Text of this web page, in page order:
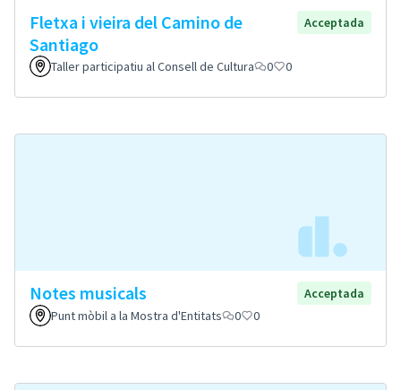
Fletxa i vieira del Camino de
Santiago
Acceptada
Taller participatiu al Consell de Cultura 0 0
Notes musicals
Acceptada
Punt mòbil a la Mostra d'Entitats
0 0